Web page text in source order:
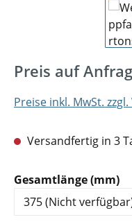
Preis auf
Preise inkl. MwSt.
Versandfertig in 3
Gesamtlänge (mm)